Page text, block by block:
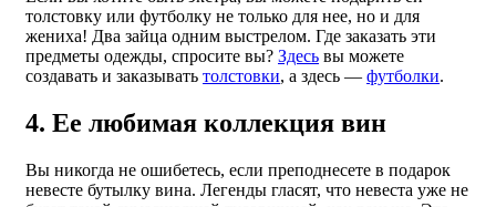
толстовку или футболку не только для нее, но и для
жениха! Два зайца одним выстрелом. Где заказать эти
предметы одежды, спросите вы? Здесь вы можете
создавать и заказывать толстовки, а здесь — футболки.
4. Ее любимая коллекция вин
Вы никогда не ошибетесь, если преподнесете в подарок
невесте бутылку вина. Легенды гласят, что невеста уже не